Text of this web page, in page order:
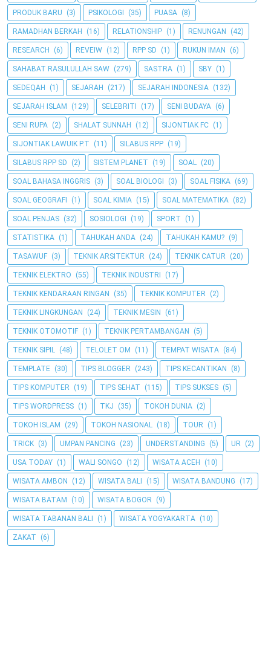
PRODUK BARU (3) PSIKOLOGI (35) PUASA (8)
RAMADHAN BERKAH (16) RELATIONSHIP (1) RENUNGAN (42)
RESEARCH (6) REVEIW (12) RPP SD (1) RUKUN IMAN (6)
SAHABAT RASULULLAH SAW (279) SASTRA (1) SBY (1)
SEDEQAH (1) SEJARAH (217) SEJARAH INDONESIA (132)
SEJARAH ISLAM (129) SELEBRITI (17) SENI BUDAYA (6)
SENI RUPA (2) SHALAT SUNNAH (12) SIJONTIAK FC (1)
SIJONTIAK LAWUIK P.T (11) SILABUS RPP (19)
SILABUS RPP SD (2) SISTEM PLANET (19) SOAL (20)
SOAL BAHASA INGGRIS (3) SOAL BIOLOGI (3) SOAL FISIKA (69)
SOAL GEOGRAFI (1) SOAL KIMIA (15) SOAL MATEMATIKA (82)
SOAL PENJAS (32) SOSIOLOGI (19) SPORT (1)
STATISTIKA (1) TAHUKAH ANDA (24) TAHUKAH KAMU? (9)
TASAWUF (3) TEKNIK ARSITEKTUR (24) TEKNIK CATUR (20)
TEKNIK ELEKTRO (55) TEKNIK INDUSTRI (17)
TEKNIK KENDARAAN RINGAN (35) TEKNIK KOMPUTER (2)
TEKNIK LINGKUNGAN (24) TEKNIK MESIN (61)
TEKNIK OTOMOTIF (1) TEKNIK PERTAMBANGAN (5)
TEKNIK SIPIL (48) TELOLET OM (11) TEMPAT WISATA (84)
TEMPLATE (30) TIPS BLOGGER (243) TIPS KECANTIKAN (8)
TIPS KOMPUTER (19) TIPS SEHAT (115) TIPS SUKSES (5)
TIPS WORDPRESS (1) TKJ (35) TOKOH DUNIA (2)
TOKOH ISLAM (29) TOKOH NASIONAL (18) TOUR (1)
TRICK (3) UMPAN PANCING (23) UNDERSTANDING (5) UR (2)
USA TODAY (1) WALI SONGO (12) WISATA ACEH (10)
WISATA AMBON (12) WISATA BALI (15) WISATA BANDUNG (17)
WISATA BATAM (10) WISATA BOGOR (9)
WISATA TABANAN BALI (1) WISATA YOGYAKARTA (10)
ZAKAT (6)